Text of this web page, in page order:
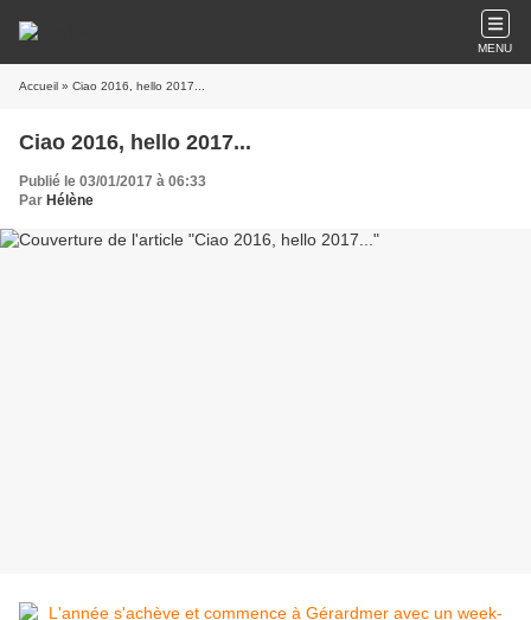
MENU
Accueil » Ciao 2016, hello 2017...
Ciao 2016, hello 2017...
Publié le 03/01/2017 à 06:33
Par Hélène